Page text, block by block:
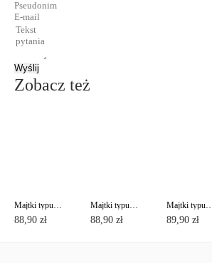
Wyślij
Zobacz też
Majtki typu "figi" ze średnim stanem SECRET GARDEN TP1179
88,90 zł
Majtki typu "figi" ze średnim stanem SECRET GARDEN TP1179
88,90 zł
Majtki typu "figi" ze średnim stanem
89,90 zł